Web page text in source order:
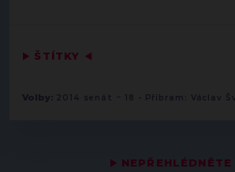
▶ NEPŘEHLÉDNĚTE
▶ ŠTÍTKY ◀
Volby: 2014 senát - 18 - Příbram: Václav